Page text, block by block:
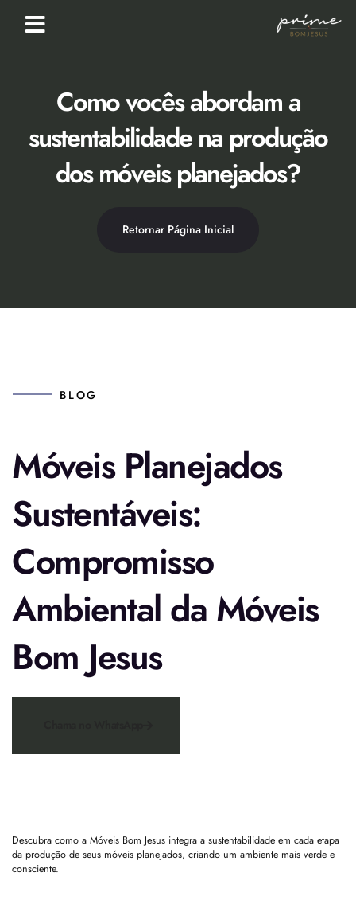
Como vocês abordam a
sustentabilidade na produção
dos móveis planejados?
Retornar Página Inicial
BLOG
Móveis Planejados
Sustentáveis:
Compromisso
Ambiental da Móveis
Bom Jesus
Descubra como a Móveis Bom Jesus integra a sustentabilidade em cada etapa
da produção de seus móveis planejados, criando um ambiente mais verde e
consciente.